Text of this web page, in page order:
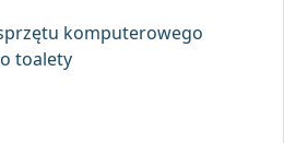
komputerowego
toalety